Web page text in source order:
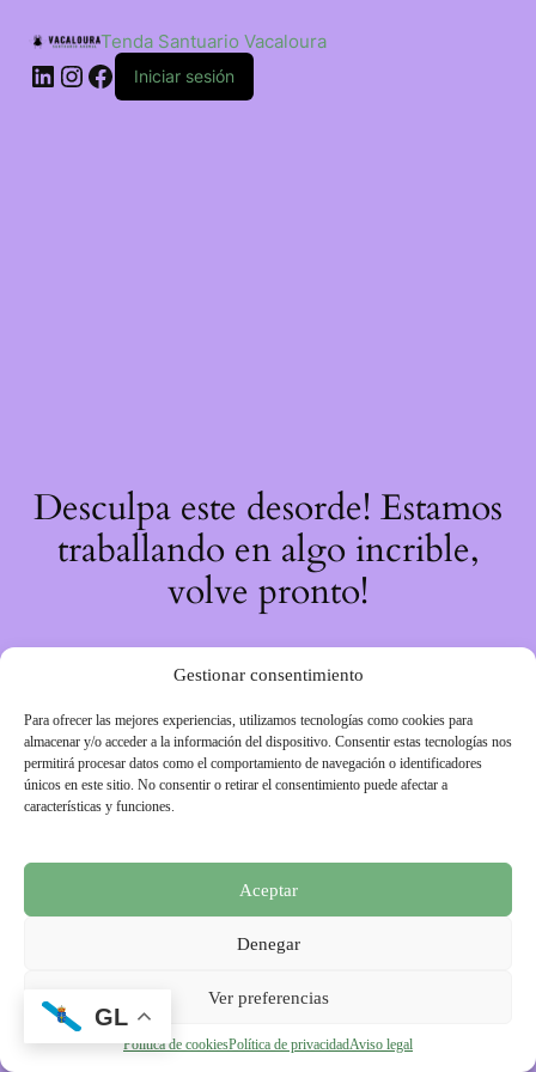
Gestionar consentimiento
Para ofrecer las mejores experiencias, utilizamos tecnologías como cookies para
almacenar y/o acceder a la información del dispositivo. Consentir estas tecnologías nos
permitirá procesar datos como el comportamiento de navegación o identificadores
únicos en este sitio. No consentir o retirar el consentimiento puede afectar a
características y funciones.
Aceptar
Denegar
Ver preferencias
Política de cookiesPolítica de privacidadAviso legal
contido
Tenda Santuario Vacaloura
LinkedIn
Instagram
Facebook
Iniciar sesión
Desculpa este desorde! Estamos
traballando en algo incrible,
volve pronto!
GL